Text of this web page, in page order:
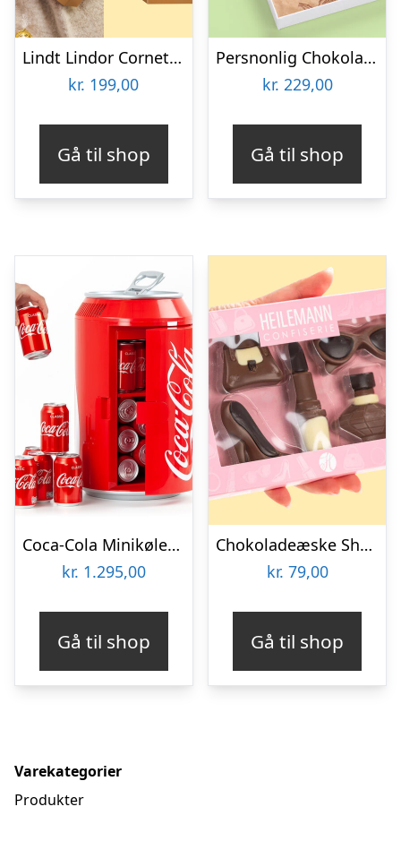
Lindt Lindor Cornet 500 gram – Blandet chokolade
kr. 199,00
Gå til shop
Persnonlig Chokoladeblomst med Billede
kr. 229,00
Gå til shop
Coca-Cola Minikøleskab
kr. 1.295,00
Gå til shop
Chokoladeæske Shopping
kr. 79,00
Gå til shop
Varekategorier
Produkter